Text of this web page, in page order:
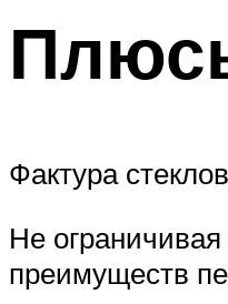
Фактура
Не
преимуществ